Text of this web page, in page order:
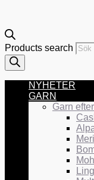
Products search
NYHETER
GARN
Garn